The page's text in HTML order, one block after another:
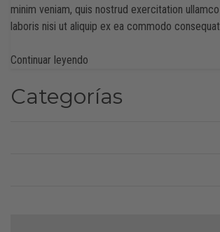
minim veniam, quis nostrud exercitation ullamco
laboris nisi ut aliquip ex ea commodo consequat.
Continuar leyendo
Categorías